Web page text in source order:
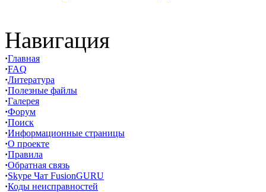
Навигация
·Главная
·FAQ
·Литература
·Полезные файлы
·Галерея
·Форум
·Поиск
·Информационные страницы
·О проекте
·Правила
·Обратная связь
·Skype Чат FusionGURU
·Коды неисправностей